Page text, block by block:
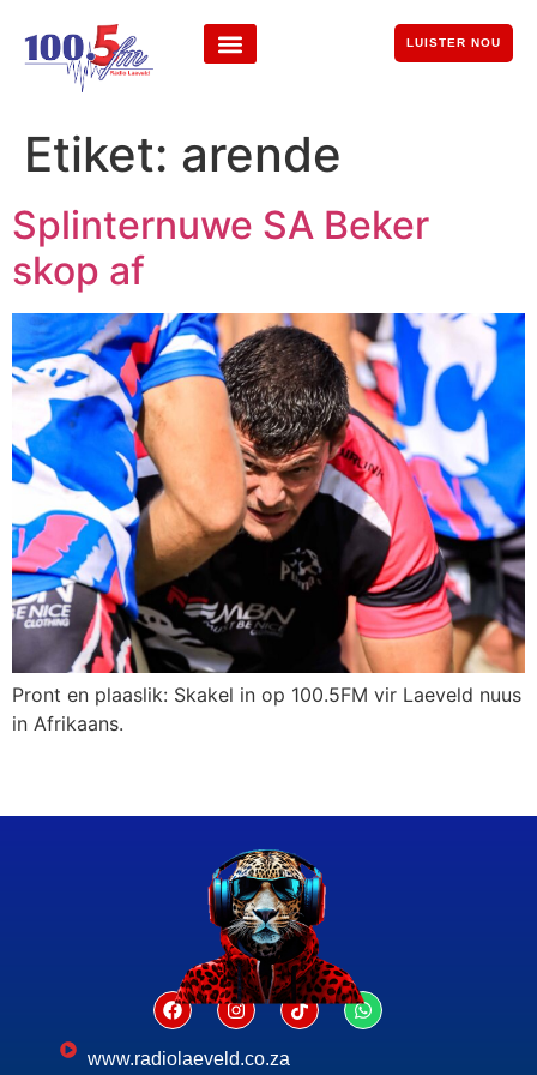
LUISTER NOU
Etiket: arende
Splinternuwe SA Beker
skop af
Pront en plaaslik: Skakel in op 100.5FM vir Laeveld nuus
in Afrikaans.
www.radiolaeveld.co.za